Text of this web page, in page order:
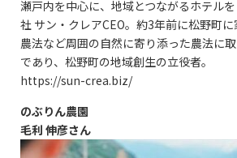
瀬戸内を中心に、地域とつながるホテル
社 サン・クレアCEO。約3年前に松野町
農法など周囲の自然に寄り添った農法に
であり、松野町の地域創生の立役者。
https://sun-crea.biz/
のぶりん農園
毛利 伸彦さん